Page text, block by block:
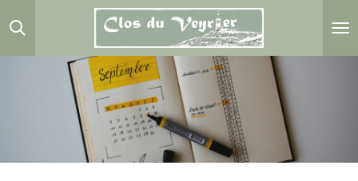
Passer